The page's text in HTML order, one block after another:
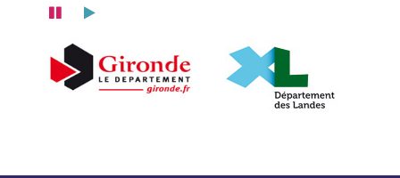
PauseLecture
Nouvelle-AquitaineDépartement de la Gironde
Département des